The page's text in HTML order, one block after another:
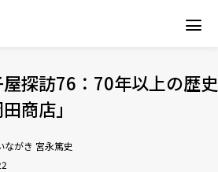
探訪76：70年以上の歴史
商店」
ながき 宮永篤史